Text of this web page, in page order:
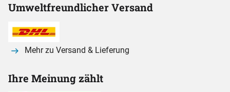
Umweltfreundlicher Versand
Mehr zu Versand & Lieferung
Ihre Meinung zählt